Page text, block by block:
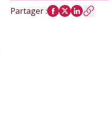
Partager: